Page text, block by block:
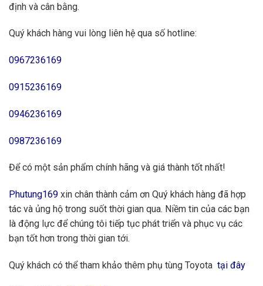
định và cân bằng.
Quý khách hàng vui lòng liên hệ qua số hotline:
0967236169
0915236169
0946236169
0987236169
Để có một sản phẩm chính hãng và giá thành tốt nhất!
Phutung169 xin chân thành cảm ơn Quý khách hàng đã hợp
tác và ủng hộ trong suốt thời gian qua. Niềm tin của các bạn
là động lực để chúng tôi tiếp tục phát triển và phục vụ các
bạn tốt hơn trong thời gian tới.
Quý khách có thể tham khảo thêm phụ tùng Toyota tại đây